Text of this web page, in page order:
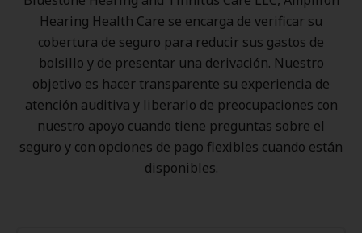
Hearing Health Care se encarga de verificar su
cobertura de seguro para reducir sus gastos de
bolsillo y de presentar una derivación. Nuestro
objetivo es hacer transparente su experiencia de
atención auditiva y liberarlo de preocupaciones con
nuestro apoyo cuando tiene preguntas sobre el
seguro y con opciones de pago flexibles cuando están
disponibles.